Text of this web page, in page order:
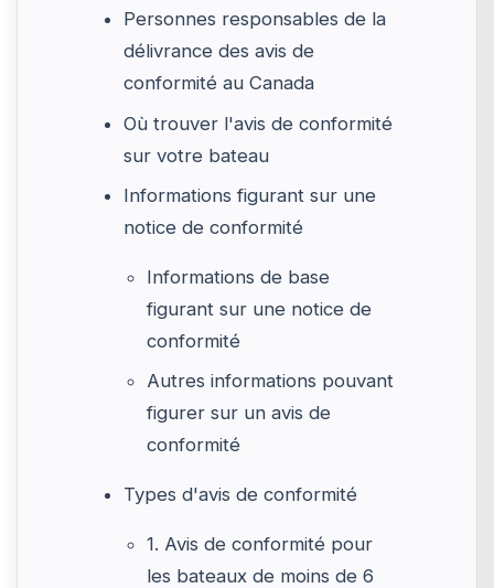
Personnes responsables de la
délivrance des avis de
conformité au Canada
Où trouver l'avis de conformité
sur votre bateau
Informations figurant sur une
notice de conformité
Informations de base
figurant sur une notice de
conformité
Autres informations pouvant
figurer sur un avis de
conformité
Types d'avis de conformité
1. Avis de conformité pour
les bateaux de moins de 6